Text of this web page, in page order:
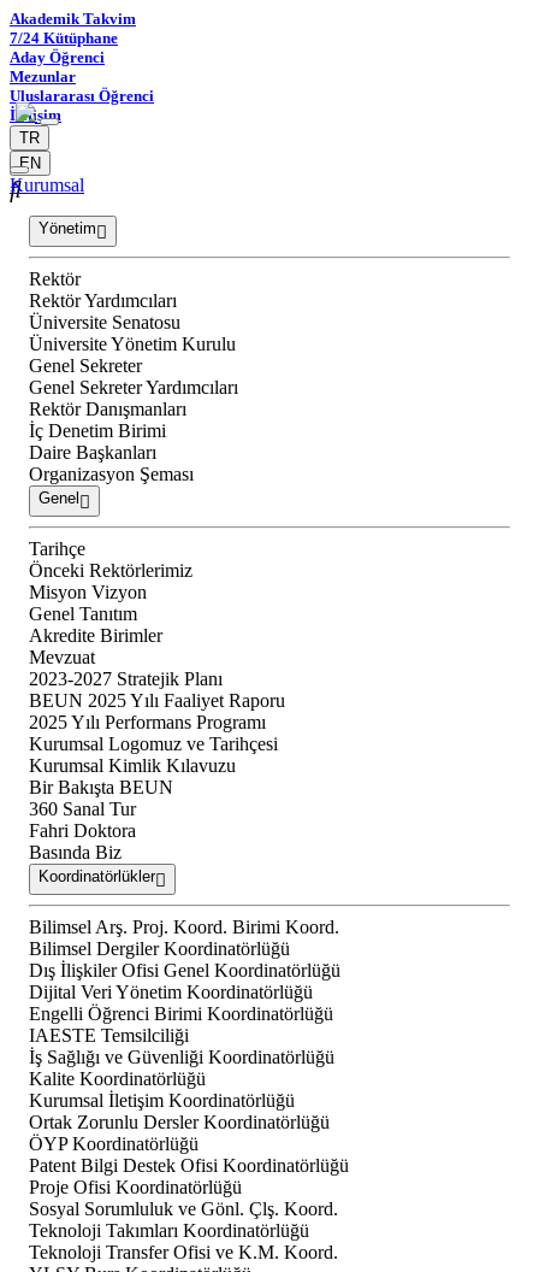
Akademik Takvim
7/24 Kütüphane
Aday Öğrenci
Mezunlar
Uluslararası Öğrenci
İletişim
TR
EN
Kurumsal
Yönetim
Rektör
Rektör Yardımcıları
Üniversite Senatosu
Üniversite Yönetim Kurulu
Genel Sekreter
Genel Sekreter Yardımcıları
Rektör Danışmanları
İç Denetim Birimi
Daire Başkanları
Organizasyon Şeması
Genel
Tarihçe
Önceki Rektörlerimiz
Misyon Vizyon
Genel Tanıtım
Akredite Birimler
Mevzuat
2023-2027 Stratejik Planı
BEUN 2025 Yılı Faaliyet Raporu
2025 Yılı Performans Programı
Kurumsal Logomuz ve Tarihçesi
Kurumsal Kimlik Kılavuzu
Bir Bakışta BEUN
360 Sanal Tur
Fahri Doktora
Basında Biz
Koordinatörlükler
Bilimsel Arş. Proj. Koord. Birimi Koord.
Bilimsel Dergiler Koordinatörlüğü
Dış İlişkiler Ofisi Genel Koordinatörlüğü
Dijital Veri Yönetim Koordinatörlüğü
Engelli Öğrenci Birimi Koordinatörlüğü
IAESTE Temsilciliği
İş Sağlığı ve Güvenliği Koordinatörlüğü
Kalite Koordinatörlüğü
Kurumsal İletişim Koordinatörlüğü
Ortak Zorunlu Dersler Koordinatörlüğü
ÖYP Koordinatörlüğü
Patent Bilgi Destek Ofisi Koordinatörlüğü
Proje Ofisi Koordinatörlüğü
Sosyal Sorumluluk ve Gönl. Çlş. Koord.
Teknoloji Takımları Koordinatörlüğü
Teknoloji Transfer Ofisi ve K.M. Koord.